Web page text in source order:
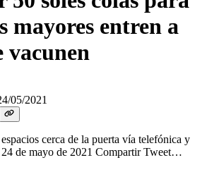
mayores entren a
vacunen
05/2021
cerca de la puerta vía telefónica y
24 de mayo de 2021 Compartir Tweet…